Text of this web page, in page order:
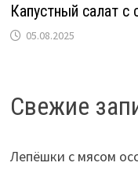
Капустный салат с
05.08.2025
Свежие
Лепёшки с мясом